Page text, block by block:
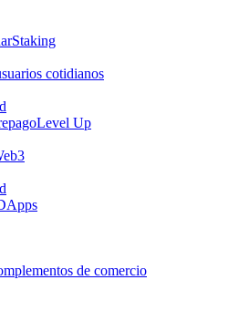
Staking
cotidianos
Level Up
de comercio